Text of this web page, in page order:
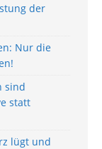
der
Nur die
sind
statt
lügt und